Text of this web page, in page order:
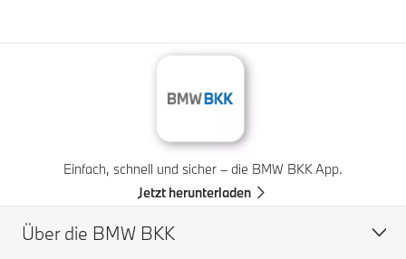
Einfach, schnell und sicher – die BMW BKK App.
Jetzt herunterladen
Über die BMW BKK